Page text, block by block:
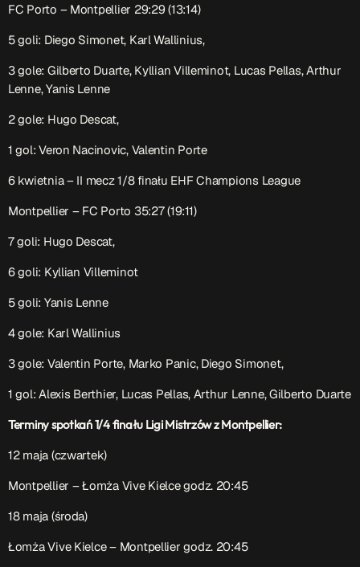
18:00 - 18:05
Serwis Informacyjny
19:00 - 19:05
Serwis Informacyjny
14:00 - 14:05
FC Porto – Montpellier 29:29 (13:14)
5 goli: Diego Simonet, Karl Wallinius,
3 gole: Gilberto Duarte, Kyllian Villeminot, Lucas Pellas, Arthur
Lenne, Yanis Lenne
2 gole: Hugo Descat,
1 gol: Veron Nacinovic, Valentin Porte
6 kwietnia – II mecz 1/8 finału EHF Champions League
Montpellier – FC Porto 35:27 (19:11)
7 goli: Hugo Descat,
6 goli: Kyllian Villeminot
5 goli: Yanis Lenne
4 gole: Karl Wallinius
3 gole: Valentin Porte, Marko Panic, Diego Simonet,
1 gol: Alexis Berthier, Lucas Pellas, Arthur Lenne, Gilberto Duarte
Terminy spotkań 1/4 finału Ligi Mistrzów z Montpellier:
12 maja (czwartek)
Montpellier – Łomża Vive Kielce godz. 20:45
18 maja (środa)
Łomża Vive Kielce – Montpellier godz. 20:45